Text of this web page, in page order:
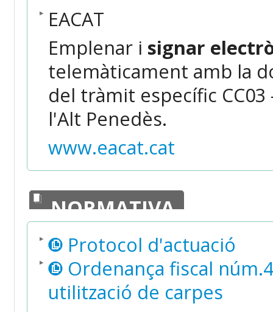
EACAT
Emplenar i signar
telemàticament amb la
del tràmit específic
l'Alt Penedès.
www.eacat.cat
NORMATIVA
Protocol d'actuació
Ordenança fiscal
utilització de carpes